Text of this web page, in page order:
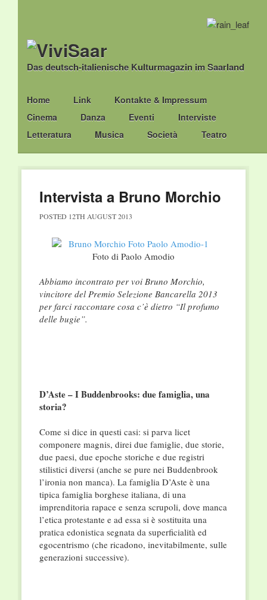
Das deutsch-italienische Kulturmagazin im Saarland
Main menu
Skip
to
content
Home Link
Kontakte & Impressum
Cinema
Danza Eventi
Interviste
Letteratura
Musica Società Teatro
Intervista a Bruno Morchio
POSTED 12TH AUGUST 2013
Foto di Paolo Amodio
Abbiamo incontrato per voi Bruno Morchio,
vincitore del Premio Selezione Bancarella 2013
per farci raccontare cosa c’è dietro “Il profumo
delle bugie”.
D’Aste – I Buddenbrooks: due famiglia, una
storia?
Come si dice in questi casi: si parva licet
componere magnis, direi due famiglie, due storie,
due paesi, due epoche storiche e due registri
stilistici diversi (anche se pure nei Buddenbrook
l’ironia non manca). La famiglia D’Aste è una
tipica famiglia borghese italiana, di una
imprenditoria rapace e senza scrupoli, dove manca
l’etica protestante e ad essa si è sostituita una
pratica edonistica segnata da superficialità ed
egocentrismo (che ricadono, inevitabilmente, sulle
generazioni successive).